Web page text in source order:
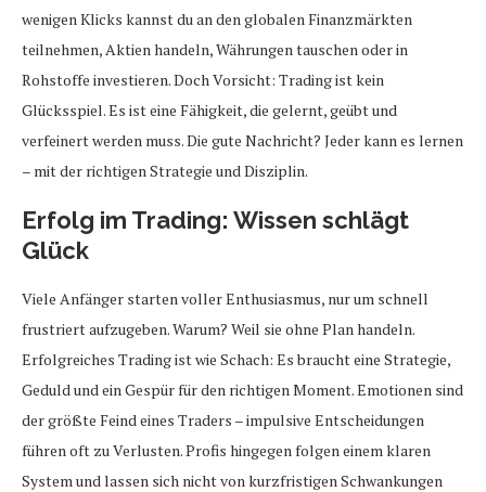
wenigen Klicks kannst du an den globalen Finanzmärkten
teilnehmen, Aktien handeln, Währungen tauschen oder in
Rohstoffe investieren. Doch Vorsicht: Trading ist kein
Glücksspiel. Es ist eine Fähigkeit, die gelernt, geübt und
verfeinert werden muss. Die gute Nachricht? Jeder kann es lernen
– mit der richtigen Strategie und Disziplin.
Erfolg im Trading: Wissen schlägt
Glück
Viele Anfänger starten voller Enthusiasmus, nur um schnell
frustriert aufzugeben. Warum? Weil sie ohne Plan handeln.
Erfolgreiches Trading ist wie Schach: Es braucht eine Strategie,
Geduld und ein Gespür für den richtigen Moment. Emotionen sind
der größte Feind eines Traders – impulsive Entscheidungen
führen oft zu Verlusten. Profis hingegen folgen einem klaren
System und lassen sich nicht von kurzfristigen Schwankungen